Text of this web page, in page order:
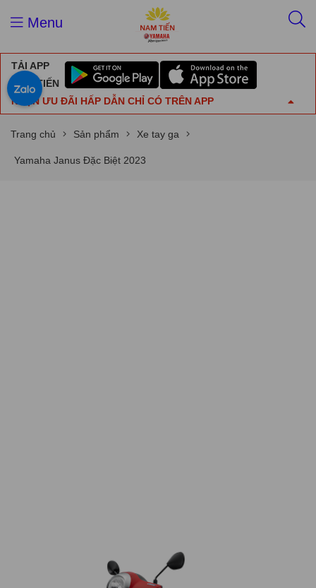
Menu
TẢI APP
NAM TIẾN
NHẬN ƯU ĐÃI HẤP DẪN CHỈ CÓ TRÊN APP
Trang chủ Sản phẩm Xe tay ga
Yamaha Janus Đặc Biệt 2023